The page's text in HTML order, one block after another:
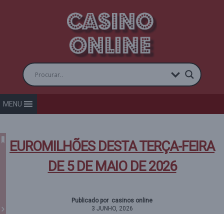
MENU
EUROMILHÕES DESTA TERÇA-FEIRA
DE 5 DE MAIO DE 2026
Publicado por casinos online
3 JUNHO, 2026